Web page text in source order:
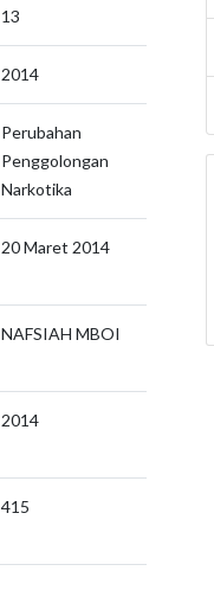
13
2014
Perubahan
Penggolongan
Narkotika
20 Maret 2014
NAFSIAH MBOI
2014
415